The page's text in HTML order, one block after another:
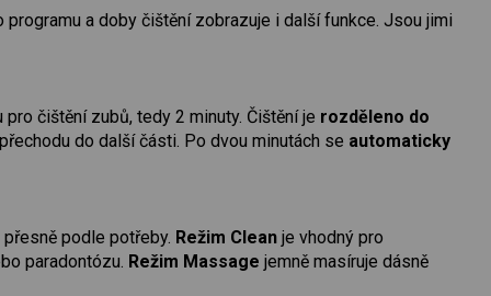
a doby čištění zobrazuje i další funkce. Jsou jimi
čištění zubů, tedy 2 minuty. Čištění je rozděleno do
do další části. Po dvou minutách se automaticky
podle potřeby. Režim Clean je vhodný pro
paradontózu. Režim Massage jemně masíruje dásně